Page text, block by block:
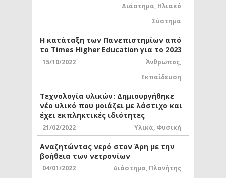
Διάστημα, Ηλιακό
Σύστημα
Η κατάταξη των Πανεπιστημίων από
το Times Higher Education για το 2023
15/10/2022 Άνθρωπος,
Εκπαίδευση
Τεχνολογία υλικών: Δημιουργήθηκε
νέο υλικό που μοιάζει με λάστιχο και
έχει εκπληκτικές ιδιότητες
21/02/2022 Υλικά, Φυσική
Αναζητώντας νερό στον Άρη με την
βοήθεια των νετρονίων
04/01/2022 Διάστημα, Πλανήτης